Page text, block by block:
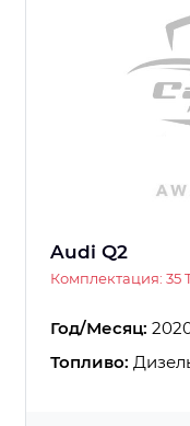
Audi Q2
Комплектация: 35
Год/Месяц:
Топливо: